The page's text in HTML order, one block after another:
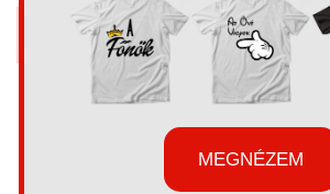
Bögre
Kapucnis
pulóver
Párna
MEGNÉZEM